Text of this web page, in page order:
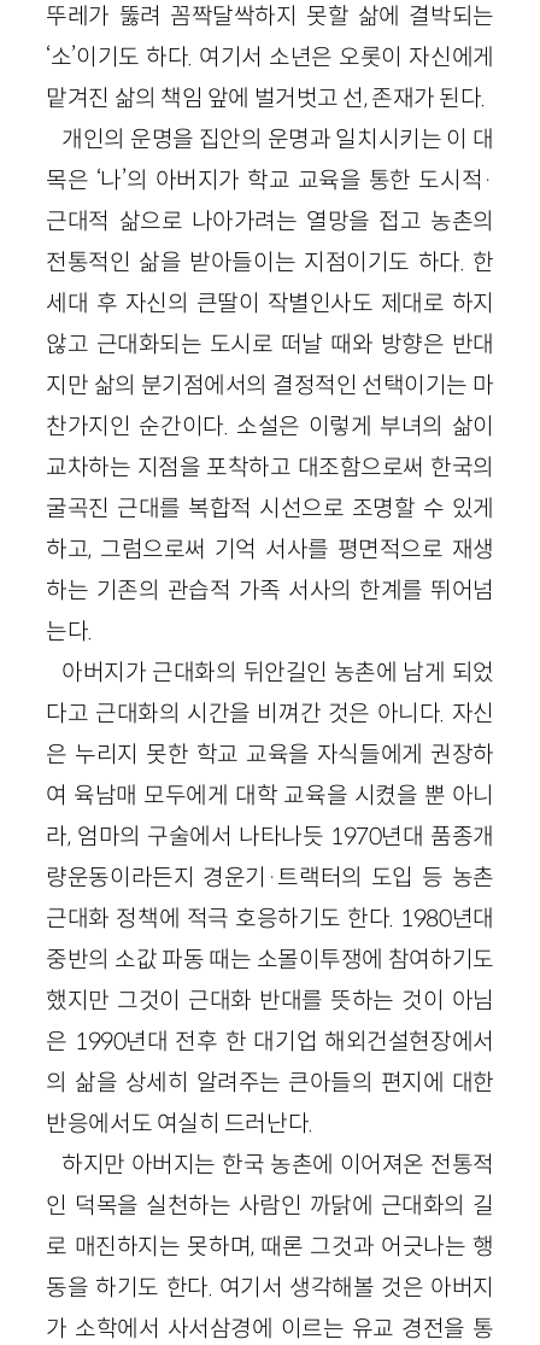
뚜레가 뚫려 꼼짝달싹하지 못할 삶에 결박되는
‘소’이기도 하다. 여기서 소년은 오롯이 자신에게
맡겨진 삶의 책임 앞에 벌거벗고 선, 존재가 된다.
개인의 운명을 집안의 운명과 일치시키는 이 대
목은 ‘나’의 아버지가 학교 교육을 통한 도시적·
근대적 삶으로 나아가려는 열망을 접고 농촌의
전통적인 삶을 받아들이는 지점이기도 하다. 한
세대 후 자신의 큰딸이 작별인사도 제대로 하지
않고 근대화되는 도시로 떠날 때와 방향은 반대
지만 삶의 분기점에서의 결정적인 선택이기는 마
찬가지인 순간이다. 소설은 이렇게 부녀의 삶이
교차하는 지점을 포착하고 대조함으로써 한국의
굴곡진 근대를 복합적 시선으로 조명할 수 있게
하고, 그럼으로써 기억 서사를 평면적으로 재생
하는 기존의 관습적 가족 서사의 한계를 뛰어넘
는다.
아버지가 근대화의 뒤안길인 농촌에 남게 되었
다고 근대화의 시간을 비껴간 것은 아니다. 자신
은 누리지 못한 학교 교육을 자식들에게 권장하
여 육남매 모두에게 대학 교육을 시켰을 뿐 아니
라, 엄마의 구술에서 나타나듯 1970년대 품종개
량운동이라든지 경운기·트랙터의 도입 등 농촌
근대화 정책에 적극 호응하기도 한다. 1980년대
중반의 소값 파동 때는 소몰이투쟁에 참여하기도
했지만 그것이 근대화 반대를 뜻하는 것이 아님
은 1990년대 전후 한 대기업 해외건설현장에서
의 삶을 상세히 알려주는 큰아들의 편지에 대한
반응에서도 여실히 드러난다.
하지만 아버지는 한국 농촌에 이어져온 전통적
인 덕목을 실천하는 사람인 까닭에 근대화의 길
로 매진하지는 못하며, 때론 그것과 어긋나는 행
동을 하기도 한다. 여기서 생각해볼 것은 아버지
가 소학에서 사서삼경에 이르는 유교 경전을 통